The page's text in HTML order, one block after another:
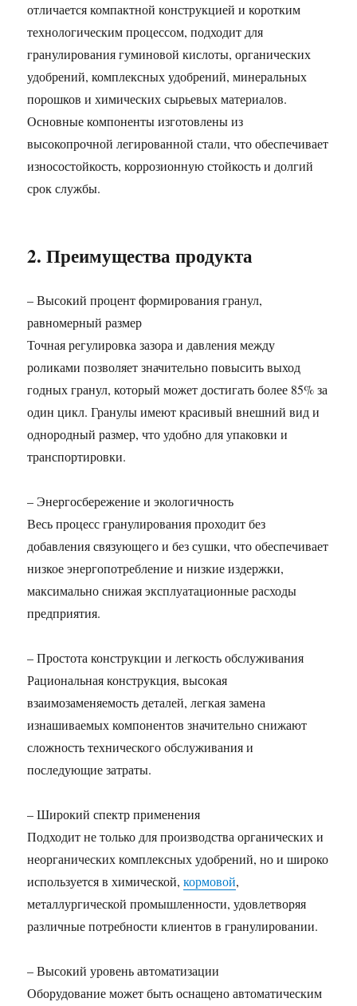
отличается компактной конструкцией и коротким
технологическим процессом, подходит для
гранулирования гуминовой кислоты, органических
удобрений, комплексных удобрений, минеральных
порошков и химических сырьевых материалов.
Основные компоненты изготовлены из
высокопрочной легированной стали, что обеспечивает
износостойкость, коррозионную стойкость и долгий
срок службы.
2. Преимущества продукта
– Высокий процент формирования гранул,
равномерный размер
Точная регулировка зазора и давления между
роликами позволяет значительно повысить выход
годных гранул, который может достигать более 85% за
один цикл. Гранулы имеют красивый внешний вид и
однородный размер, что удобно для упаковки и
транспортировки.
– Энергосбережение и экологичность
Весь процесс гранулирования проходит без
добавления связующего и без сушки, что обеспечивает
низкое энергопотребление и низкие издержки,
максимально снижая эксплуатационные расходы
предприятия.
– Простота конструкции и легкость обслуживания
Рациональная конструкция, высокая
взаимозаменяемость деталей, легкая замена
изнашиваемых компонентов значительно снижают
сложность технического обслуживания и
последующие затраты.
– Широкий спектр применения
Подходит не только для производства органических и
неорганических комплексных удобрений, но и широко
используется в химической,кормовой,
металлургической промышленности, удовлетворяя
различные потребности клиентов в гранулировании.
– Высокий уровень автоматизации
Оборудование может быть оснащено автоматическим